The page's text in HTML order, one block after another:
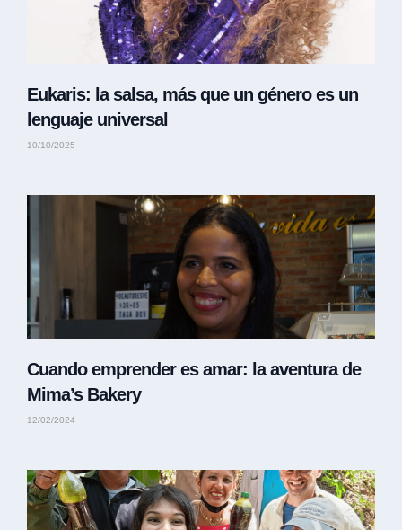
Eukaris: la salsa, más que un género es un
lenguaje universal
10/10/2025
Cuando emprender es amar: la aventura de
Mima’s Bakery
12/02/2024